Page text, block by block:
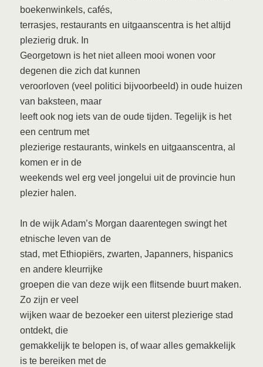
boekenwinkels, cafés,
terrasjes, restaurants en uitgaanscentra is het altijd
plezierig druk. In
Georgetown is het niet alleen mooi wonen voor
degenen die zich dat kunnen
veroorloven (veel politici bijvoorbeeld) in oude huizen
van baksteen, maar
leeft ook nog iets van de oude tijden. Tegelijk is het
een centrum met
plezierige restaurants, winkels en uitgaanscentra, al
komen er in de
weekends wel erg veel jongelui uit de provincie hun
plezier halen.
In de wijk Adam’s Morgan daarentegen swingt het
etnische leven van de
stad, met Ethiopiërs, zwarten, Japanners, hispanics
en andere kleurrijke
groepen die van deze wijk een flitsende buurt maken.
Zo zijn er veel
wijken waar de bezoeker een uiterst plezierige stad
ontdekt, die
gemakkelijk te belopen is, of waar alles gemakkelijk
is te bereiken met de